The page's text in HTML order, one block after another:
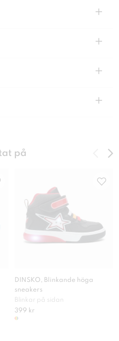
+
+
+
+
på
DINSKO, Blinkande höga
sneakers
Blinkar på sidan
399 kr